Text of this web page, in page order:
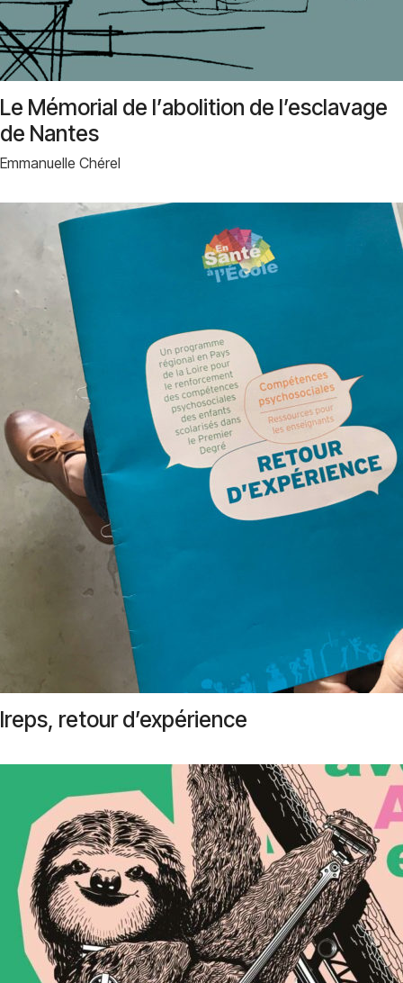
Le Mémorial de l’abolition de l’esclavage
de Nantes
Emmanuelle Chérel
Ireps, retour d’expérience